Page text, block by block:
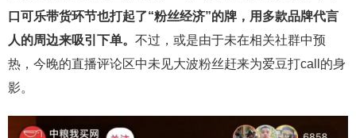
口可乐带货环节也打起了“粉丝经济”的牌，用多款品牌代言
人的周边来吸引下单。 不过，或是由于未在相关社群中预
热，今晚的直播评论区中未见大波粉丝赶来为爱豆打call的身
影。